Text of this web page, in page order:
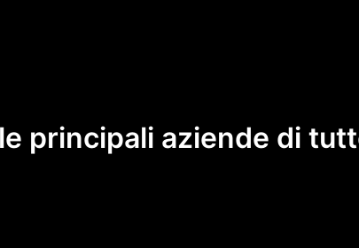
principali aziende di